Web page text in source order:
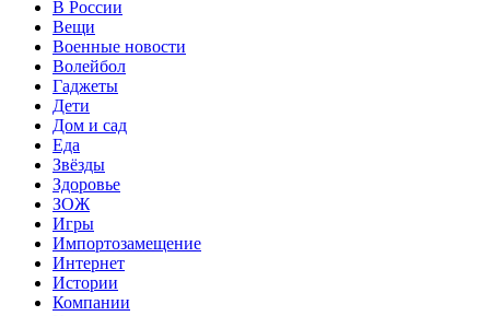
В России
Вещи
Военные новости
Волейбол
Гаджеты
Дети
Дом и сад
Еда
Звёзды
Здоровье
ЗОЖ
Игры
Импортозамещение
Интернет
Истории
Компании